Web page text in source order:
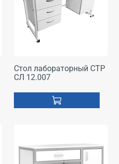
Стол лабораторный СТР
СЛ 12.007